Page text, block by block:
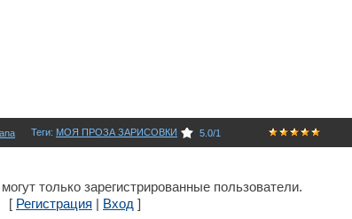
Теги: МОЯ ПРОЗА ЗАРИСОВКИ 5.0/1
только зарегистрированные пользователи.
[ Регистрация Вход ]